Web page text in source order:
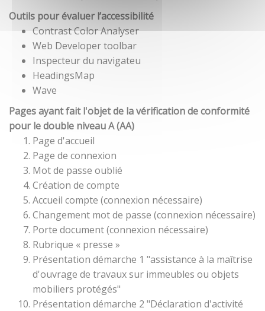
Outils pour évaluer l’accessibilité
Contrast Color Analyser
Web Developer toolbar
Inspecteur du navigateu
HeadingsMap
Wave
Pages ayant fait l'objet de la vérification de conformité
pour le double niveau A (AA)
Page d'accueil
Page de connexion
Mot de passe oublié
Création de compte
Accueil compte (connexion nécessaire)
Changement mot de passe (connexion nécessaire)
Porte document (connexion nécessaire)
Rubrique « presse »
Présentation démarche 1 "assistance à la maîtrise
d'ouvrage de travaux sur immeubles ou objets
mobiliers protégés"
Présentation démarche 2 "Déclaration d'activité